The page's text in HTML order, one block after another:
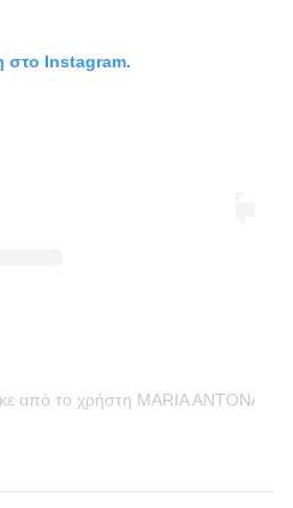
στο Instagram.
από το χρήστη MARIA ANTONA